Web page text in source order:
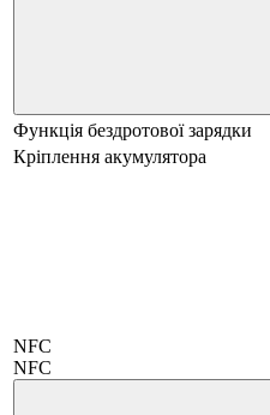
Функція бездротової зарядки
Кріплення акумулятора
NFC
NFC